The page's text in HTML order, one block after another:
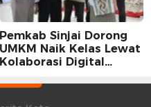
Pemkab Sinjai Dorong
UMKM Naik Kelas Lewat
Kolaborasi Digital